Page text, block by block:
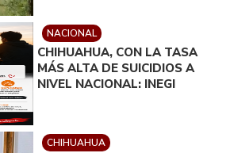
NACIONAL
CHIHUAHUA, CON LA TASA
MÁS ALTA DE SUICIDIOS A
NIVEL NACIONAL: INEGI
CHIHUAHUA